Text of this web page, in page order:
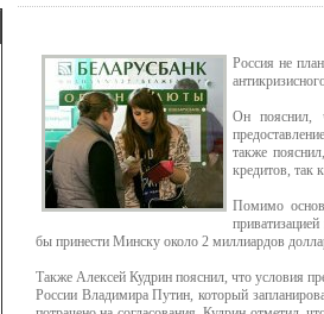
Россия не
Он пояснил,
также
кредитов, так
Помимо
бы принести Минску около 2 миллиардов
Также Алексей Кудрин пояснил, что условия
России Владимира Путин, который